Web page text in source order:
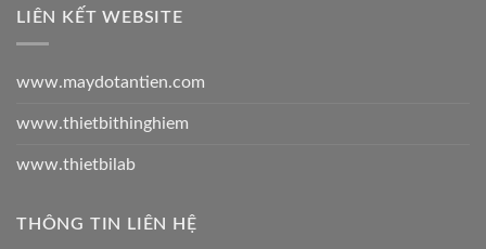
LIÊN KẾT WEBSITE
www.maydotantien.com
www.thietbithinghiem
www.thietbilab
THÔNG TIN LIÊN HỆ